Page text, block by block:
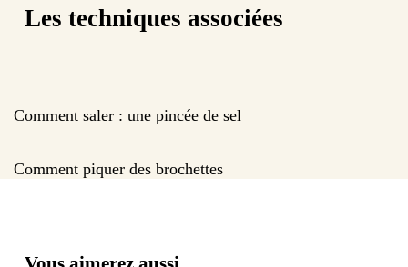
Les techniques associées
Comment saler : une pincée de sel
Comment piquer des brochettes